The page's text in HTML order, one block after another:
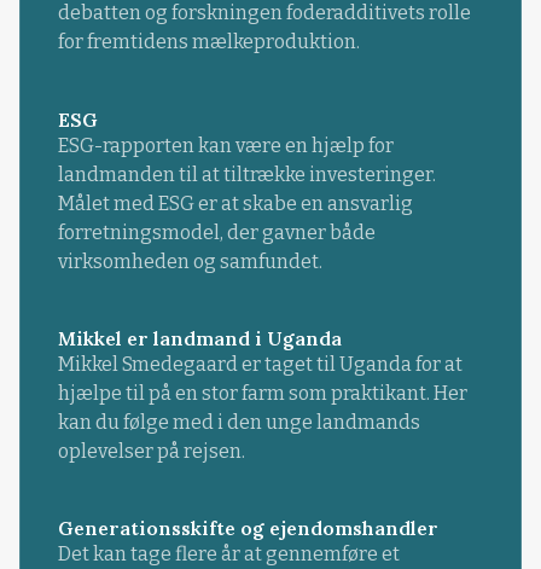
debatten og forskningen foderadditivets rolle
for fremtidens mælkeproduktion.
ESG
ESG-rapporten kan være en hjælp for
landmanden til at tiltrække investeringer.
Målet med ESG er at skabe en ansvarlig
forretningsmodel, der gavner både
virksomheden og samfundet.
Mikkel er landmand i Uganda
Mikkel Smedegaard er taget til Uganda for at
hjælpe til på en stor farm som praktikant. Her
kan du følge med i den unge landmands
oplevelser på rejsen.
Generationsskifte og ejendomshandler
Det kan tage flere år at gennemføre et